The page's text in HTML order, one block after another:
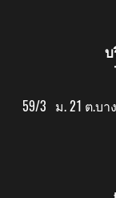
59/3 ม. 21 ต.บา